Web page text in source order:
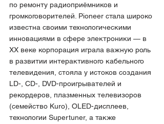
по ремонту радиоприёмников и
громкоговорителей. Pioneer стала широко
известна своими технологическими
инновациями в сфере электроники — в
XX веке корпорация играла важную роль
в развитии интерактивного кабельного
телевидения, стояла у истоков создания
LD-, CD-, DVD-проигрывателей и
рекордеров, плазменных телевизоров
(семейство Kuro), OLED-дисплеев,
технологии Supertuner, а также